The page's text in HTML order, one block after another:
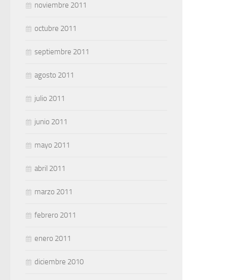
noviembre 2011
octubre 2011
septiembre 2011
agosto 2011
julio 2011
junio 2011
mayo 2011
abril 2011
marzo 2011
febrero 2011
enero 2011
diciembre 2010